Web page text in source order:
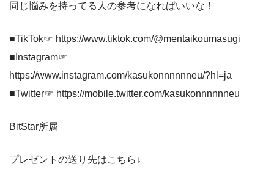
同じ悩みを持ってる人の参考になればいいな！
■TikTok☞ https://www.tiktok.com/@mentaikoumasugi
■Instagram☞
https://www.instagram.com/kasukonnnnnneu/?hl=ja
■Twitter☞ https://mobile.twitter.com/kasukonnnnnneu
BitStar所属
プレゼントの送り先はこちら↓